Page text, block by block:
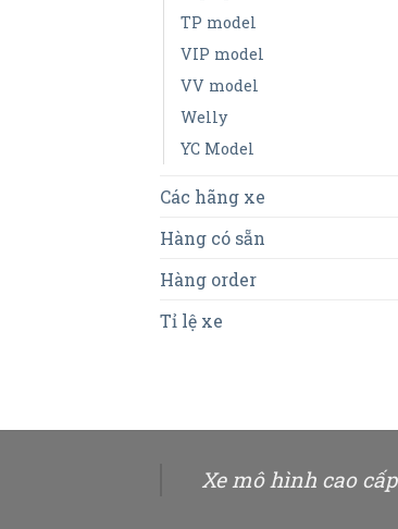
TP model
VIP model
VV model
Welly
YC Model
Các hãng xe
Hàng có sẵn
Hàng order
Tỉ lệ xe
Xe mô hình cao cấp